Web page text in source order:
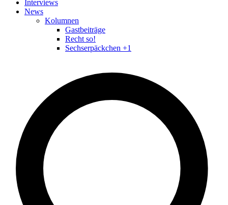
Interviews
News
Kolumnen
Gastbeiträge
Recht so!
Sechserpäckchen +1